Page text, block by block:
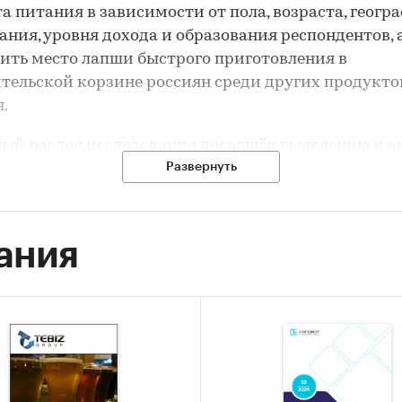
питания в зависимости от пола, возраста,
уровня дохода и образования респондентов,
место лапши быстрого приготовления в
корзине россиян среди других
потребительского поведения россиян при
исходя из которых россияне покупают лапшу
популярные среди вкусы лапши быстрого
Развернуть